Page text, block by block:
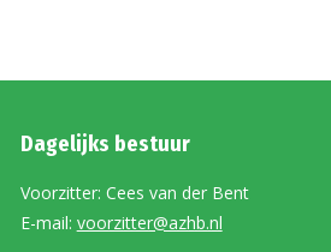
Dagelijks bestuur
Voorzitter: Cees van der Bent
E-mail: voorzitter@azhb.nl